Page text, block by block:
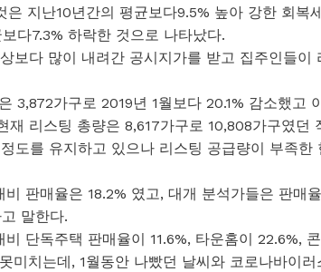
은 지난10년간의 평균보다9.5% 높아 강한 회복
다7.3% 하락한 것으로 나타났다.
보다 많이 내려간 공시지가를 받고 집주인들이
3,872가구로 2019년 1월보다 20.1% 감소했고
재 리스팅 총량은 8,617가구로 10,808가구였던
도를 유지하고 있으나 리스팅 공급량이 부족한
판매율은 18.2% 였고, 대개 분석가들은 판매
말한다.
단독주택 판매율이 11.6%, 타운홈이 22.6%,
미치는데, 1월동안 나빴던 날씨와 코로나바이